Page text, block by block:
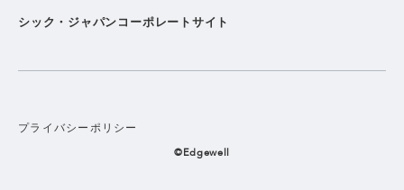
シック・ジャパンコーポレートサイト
プライバシーポリシー
©Edgewell